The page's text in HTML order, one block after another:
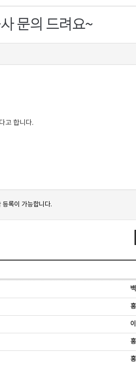
문의 드려요~
고 합니다.
등록이 가능합니다.